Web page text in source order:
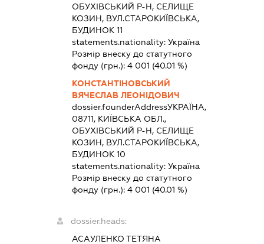
ОБУХІВСЬКИЙ Р-Н, СЕЛИЩЕ
КОЗИН, ВУЛ.СТАРОКИЇВСЬКА,
БУДИНОК 11
statements.nationality:Україна
Розмір внеску до статутного
фонду (грн.):4 001 (40.01 %)
КОНСТАНТІНОВСЬКИЙ
ВЯЧЕСЛАВ ЛЕОНІДОВИЧ
dossier.founderAddressУКРАЇНА,
08711, КИЇВСЬКА ОБЛ.,
ОБУХІВСЬКИЙ Р-Н, СЕЛИЩЕ
КОЗИН, ВУЛ.СТАРОКИЇВСЬКА,
БУДИНОК 10
statements.nationality:Україна
Розмір внеску до статутного
фонду (грн.):4 001 (40.01 %)
dossier.heads:
АСАУЛЕНКО ТЕТЯНА